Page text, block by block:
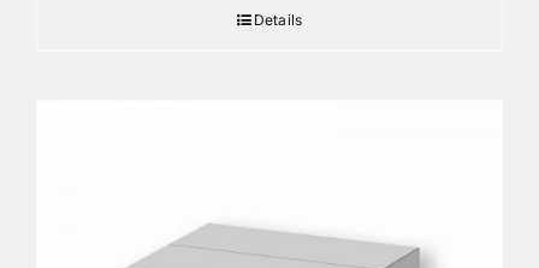
Details